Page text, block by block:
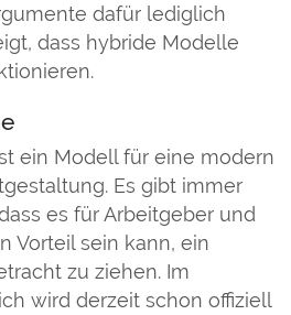
dafür lediglich
dass hybride Modelle
ein Modell für eine modern
Es gibt immer
es für Arbeitgeber und
Vorteil sein kann, ein
zu ziehen. Im
wird derzeit schon offiziell